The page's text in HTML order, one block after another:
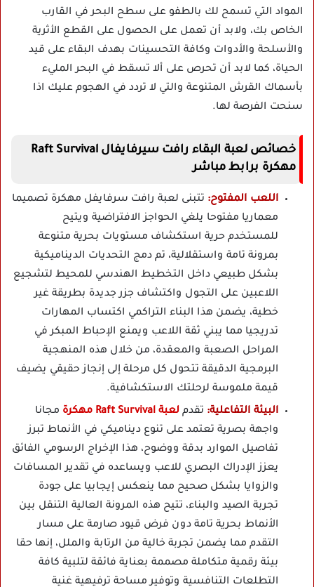
المواد التي تسمح لك بالطفو على سطح البحر في القارب
الخاص بك، ولابد أن تعمل على الحصول على القطع الأثرية
والأسلحة والأدوات وكافة التحسينات بهدف البقاء على قيد
الحياة، كما لابد أن تحرص على ألا تسقط في البحر المليء
بأسماك القرش المتنوعة والتي لا تردد في الهجوم عليك اذا
سنحت الفرصة لها.
خصائص لعبة البقاء رافت سيرفايفال Raft Survival
مهكرة برابط مباشر
اللعب المفتوح: تتبنى لعبة رافت سرفايفل مهكرة تصميما
معماريا مفتوحا يلغي الحواجز الافتراضية ويتيح
للمستخدم حرية استكشاف مستويات بحرية متنوعة
بمرونة تامة واستقلالية، تم دمج التحديات الديناميكية
بشكل طبيعي داخل التخطيط الهندسي للمحيط لتشجيع
اللاعبين على التجول واكتشاف جزر جديدة بطريقة غير
خطية، يضمن هذا البناء التراكمي اكتساب المهارات
تدريجيا مما يبني ثقة اللاعب ويمنع الإحباط المبكر في
المراحل الصعبة والمعقدة، من خلال هذه المنهجية
البرمجية الدقيقة تتحول كل مرحلة إلى إنجاز حقيقي يضيف
قيمة ملموسة لرحلتك الاستكشافية.
البيئة التفاعلية: تقدم لعبة Raft Survival مهكرة
مجانا
واجهة بصرية تعتمد على تنوع ديناميكي في الأنماط تبرز
تفاصيل الموارد بدقة ووضوح، هذا الإخراج الرسومي الفائق
يعزز الإدراك البصري للاعب ويساعده في تقدير المسافات
والزوايا بشكل صحيح مما ينعكس إيجابيا على جودة
تجربة الصيد والبناء، تتيح هذه المرونة العالية التنقل بين
الأنماط بحرية تامة دون فرض قيود صارمة على مسار
التقدم مما يضمن تجربة خالية من الرتابة والملل، إنها حقا
بيئة رقمية متكاملة مصممة بعناية فائقة لتلبية كافة
التطلعات التنافسية وتوفير مساحة ترفيهية غنية